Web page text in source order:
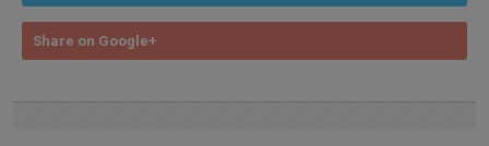
Share on Google+